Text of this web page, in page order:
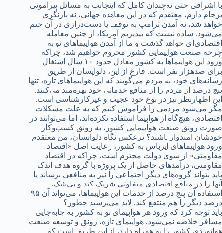
با اشرافی حتی نه‌چندان کامل که اینجانب به مسائل پیرامونی
برجام دارم، معتقدم که در این معاهده جهانی، نه بازنگری
خواهد شد، نه آمدن ترامپ به توقف یا دست‌درازی در آن ختم
می‌شود. ساده نیست که بپذیریم آمریکا، از چنین معامله
اقتصادی‌ای خواهد گذشت و ما از آمدن هواپیماهای نو به
چرخه صنعت هواپیمایی کشور محروم خواهیم شد، چراکه
ورود این هواپیماها به کشور معادل حدود ۱۰ سال اشتغال
برای صدهزار نفر است. فارغ از این، دلواپسان از طریق
رسانه‌های خود، به مردم می‌گویند که این هواپیماهای تازه، تنها
پنج درصد از مردم را از منافع خدماتی خود بهره‌‌مند می‌کنند.
این اظهارنظر نیز در نوع خود عجیب و غیرکارشناسی است.
مگر می‌شود مردمی را فراموش کنیم که به علت مشکلات
اقتصادی، هیچ‌گاه از هواپیما استفاده نکرده‌اند، اما می‌توانند در
صورت رونق صنعت هواپیمایی کشور، به رونق کسب‌وکار
خودشان امیدوار باشند؟ برعکس نگاه دلواپسان، من معتقدم
ورود هواپیماهای ایرباس به کشور، رعایت اصل «اقتصاد
مقاومتی» از سوی دولت محترم است، چراکه در اقتصاد
مقاومتی، درآمدهای حاصل از یک پروژه با گروه هدف اندک
باید بتواند گروه‌های دیگر اجتماعی را نیز به منافعی برساند یا
آنها را در منافع اقتصادی متفاوتی شریک کند و بی‌شک،
استفاده آن پنج درصد از خدمات این هواپیماها، می‌تواند آن ۹۵
درصد دیگر را هم منتفع کند. لابد می‌پرسید چطور؟
باید توجه کرد که ورود هر هواپیمای نو به کشور به جابه‌جایی
مسافر خلاصه نمی‌شود. هواپیمای تازه، رونق و توسعه صنعت
هوانوردی کشور را به همراه دارد، از این طریق است که